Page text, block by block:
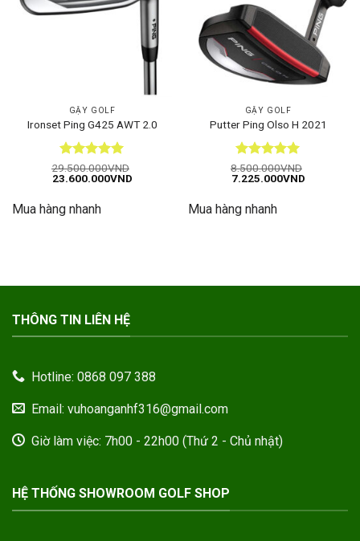
GẬY GOLF
Ironset Ping G425 AWT 2.0
Được xếp
hạng55
29.500.000VND
Giá
29.500.000VND.
23.600.000VNDGiá
Mua hàng nhanh
GẬY GOLF
Putter Ping Olso H 2021
Được xếp
hạng55
8.500.000VND
Giá
8.500.000VND.
7.225.000VNDGiá
Mua hàng nhanh
THÔNG TIN LIÊN HỆ
Hotline: 0868 097 388
Email: vuhoanganhf316@gmail.com
Giờ làm việc: 7h00 - 22h00 (Thứ 2 - Chủ nhật)
HỆ THỐNG SHOWROOM GOLF SHOP